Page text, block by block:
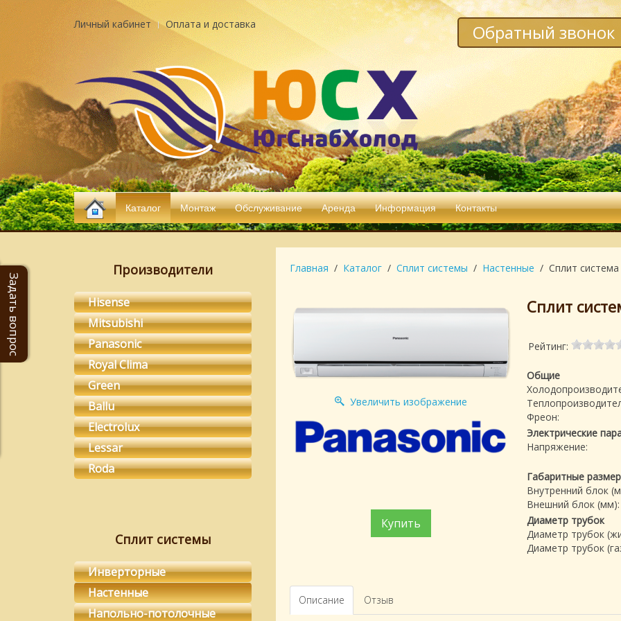
Личный кабинет Оплата и доставка Обратный звонок
Каталог Монтаж Обслуживание Аренда Информация Контакты
Главная Каталог Сплит системы Настенные Сплит система
Увеличить изображение
Купить
Сплит
Рейтинг:
Общие
Фреон:
Электрические
Напряжение:
Габаритные
Внутренний блок
Внешний блок (мм):
Диаметр трубок
Диаметр трубок
Диаметр трубок
Описание Отзыв
Производители
Hisense
Mitsubishi
Panasonic
Royal Clima
Green
Ballu
Electrolux
Lessar
Roda
Сплит системы
Инверторные
Настенные
Напольно-потолочные
Задать вопрос